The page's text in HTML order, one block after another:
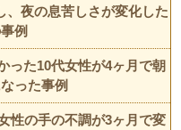
、夜の息苦しさが変化した
例
った10代女性が4ヶ月で朝
った事例
性の手の不調が3ヶ月で変